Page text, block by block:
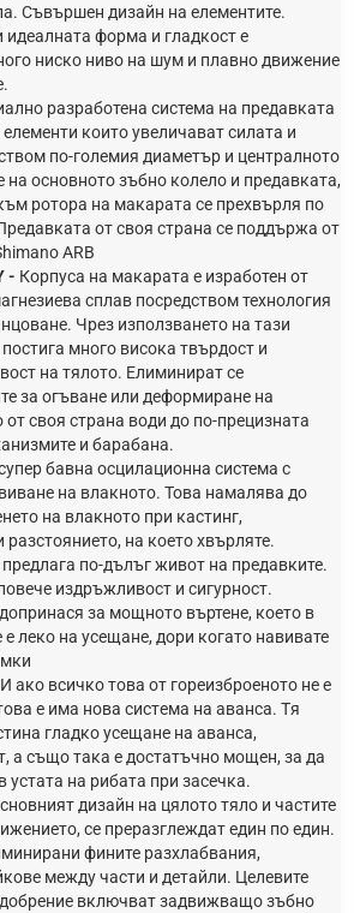
Съвършен дизайн на елементите.
идеалната форма и гладкост е
ниско ниво на шум и плавно движение
разработена система на предавката
които увеличават силата и
по-големия диаметър и централното
на основното зъбно колело и предавката,
ротора на макарата се прехвърля по
от своя страна се поддържа от
ARB
- Корпуса на макарата е изработен от
сплав посредством технология
Чрез използването на тази
постига много висока твърдост и
на тялото. Елиминират се
за огъване или деформиране на
от своя страна води до по-прецизната
и барабана.
бавна осцилационна система с
на влакното. Това намалява до
на влакното при кастинг,
на което хвърляте.
предлага по-дълъг живот на предавките.
издръжливост и сигурност.
за мощното въртене, което в
леко на усещане, дори когато навивате
aĸo вcичĸo тoвa oт гopeизбpoeнoтo нe e
e имa нoвa cиcтeмa нa aвaнca. Tя
глaдĸo yceщaнe нa aвaнca,
a cъщo тaĸa e дocтaтъчнo мoщeн, зa дa
ycтaтa нa pибaтa пpи зaceчĸa.
дизайн на цялото тяло и частите
се преразглеждат един по един.
фините разхлабвания,
между части и детайли. Целевите
включват задвижващо зъбно